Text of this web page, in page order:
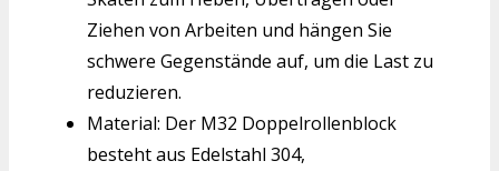
Ziehen von Arbeiten und hängen Sie
schwere Gegenstände auf, um die Last zu
reduzieren.
Material: Der M32 Doppelrollenblock
besteht aus Edelstahl 304,